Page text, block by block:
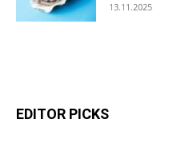
13.11.2025
EDITOR PICKS